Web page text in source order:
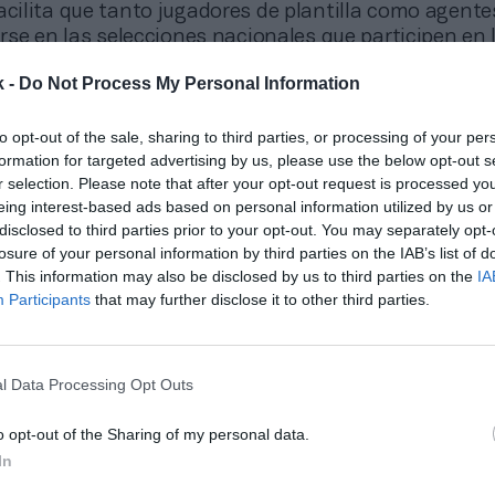
- Do Not Process My Personal Information
opt-out of the sale, sharing to third parties, or processing of your
for targeted advertising by us, please use the below opt-out
selection. Please note that after your opt-out request is processed
interest-based ads based on personal information utilized by us
to third parties prior to your opt-out. You may separately
of your personal information by third parties on the IAB’s list of
This information may also be disclosed by us to third parties on the
Participants that may further disclose it to other third parties.
Data Processing Opt Outs
opt-out of the Sharing of my personal data.
que tanto jugadores de plantilla como
en las selecciones nacionales que participen en
junto a otros deportes como el
críquet , el
forma parte de una estrategia del
para atraer nuevas audiencias, especialmente
como Estados Unidos y Asia. En este contexto, la
refuerza el posicionamiento estratégico de esta
emitirá en abierto y a escala global el partido de la NFL en Brasil
oportunidad para el deporte y para la NFL”, ha